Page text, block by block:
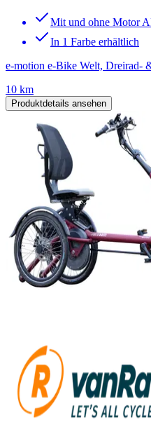
Mit und ohne Motor
In 1 Farbe erhältlich
e-motion e-Bike Welt, Dreirad-
10 km
Produktdetails ansehen